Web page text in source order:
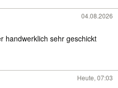
04.08.2026
handwerklich sehr geschickt
Heute, 07:03